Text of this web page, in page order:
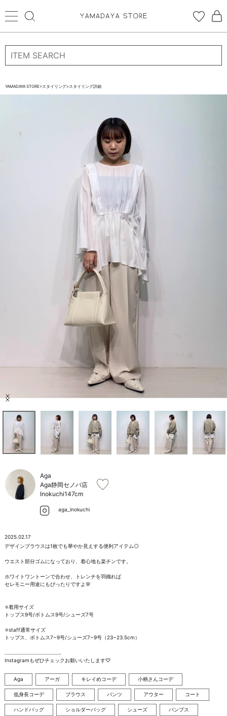
ログイン 新規会員登録
STORE BRAND・LABELから探す
ご利用ガイド/ヘルプ
YAMADAYA STORE>スタイリング>スタイリング詳細
Item
Aga
Aga静岡セノバ店
Inokuchi147cm
aga_inokuchi
2025.02.17
デザインブラウスは1枚でも華やか見えする便利アイテム◎
ウエスト部分ゴムになっており、着心地も楽チンです。
ホワイトワントーンで合わせ、トレンチを羽織れば
セレモニー用途にもぴったりですよ🌸
⚪︎着用サイズ
トップス9号/ボトムス9号/シューズ7号
⚪︎staff通常サイズ
トップス、ボトムス7~9号/シューズ7~9号（23~23.5cm）
……………………………………
Instagramもぜひチェックお願いいたします♡
Aga アーガ キレイめコーデ 小柄さんコーデ
低身長コーデ ブラウス パンツ アウター コート
ハンドバッグ ショルダーバッグ シューズ パンプス